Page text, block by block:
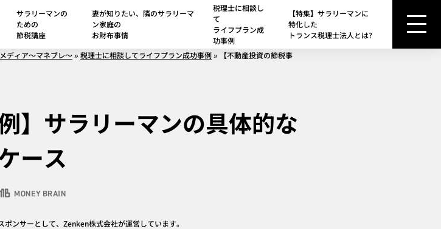
サラリーマンの
ための
節税講座
妻が知りたい、隣のサラリーマ
ン家庭の
お財布事情
税理士に相談し
て
ライフプラン成
功事例
【特集】サラリーマンに
特化した
トランス税理士法人とは?
ディア～マネブレ～»税理士に相談してライフプラン成功事例»
【不動産投資の節税事
】サラリーマンの具体的な
ース
ンサーとして、Zenken株式会社が運営しています。